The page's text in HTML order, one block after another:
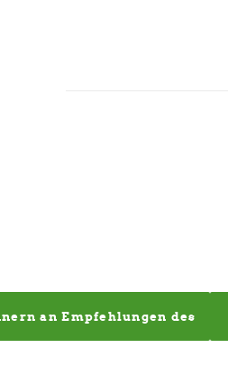
an Empfehlungen des